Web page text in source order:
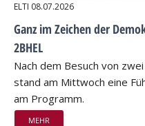
ELTI 08.07.2026
Ganz im Zeichen der
2BHEL
Nach dem Besuch von
stand am Mittwoch eine
am Programm.
MEHR